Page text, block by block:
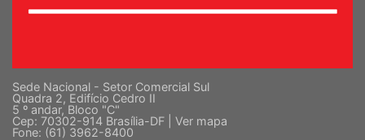
Sede Nacional - Setor Comercial Sul
Quadra 2, Edifício Cedro II
5 º andar, Bloco "C"
Cep: 70302-914 Brasília-DF | Ver mapa
Fone: (61) 3962-8400